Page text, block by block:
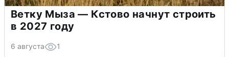
Ветку Мыза — Кстово начнут строить
в 2027 году
6 августа 1